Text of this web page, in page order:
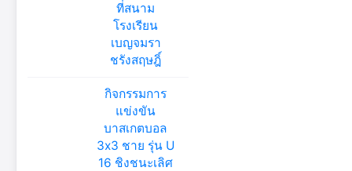
ที่สนาม
โรงเรียน
เบญจมรา
ชรังสฤษฎิ์
กิจกรรมการ
แข่งขัน
บาสเกตบอล
3x3 ชาย รุ่น U
16 ชิงชนะเลิศ